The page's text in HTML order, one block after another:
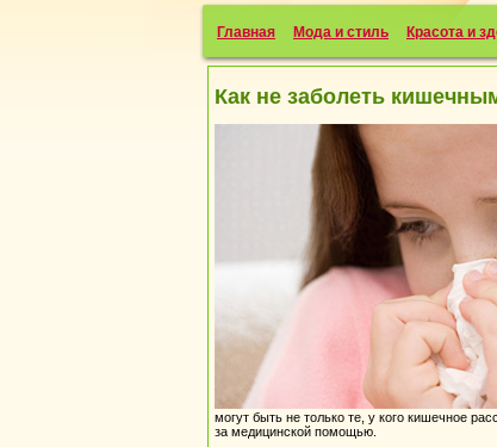
Главная Мода и стиль Красота и
Как не заболеть
могут быть не только те, у кого кишечное
за медицинской помощью.